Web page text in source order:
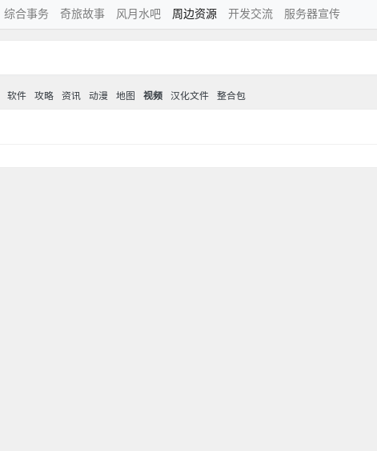
综合事务 奇旅故事 风月水吧 周边资源 开发交流 服务器宣传
软件 攻略 资讯 动漫 地图 视频 汉化文件 整合包